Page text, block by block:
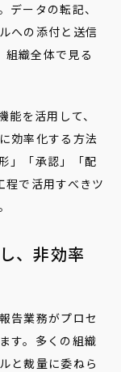
データの転記、
への添付と送信
織全体で見る
を活用して、
効率化する方法
」「承認」「配
で活用すべきツ
、非効率
告業務がプロセ
す。多くの組織
と裁量に委ねら